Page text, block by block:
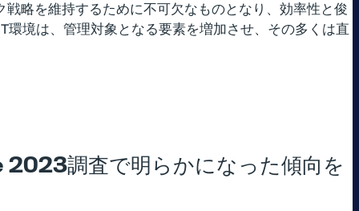
略を維持するために不可欠なものとなり、効率性と俊
境は、管理対象となる要素を増加させ、その多くは直
調査で明らかになった傾向を